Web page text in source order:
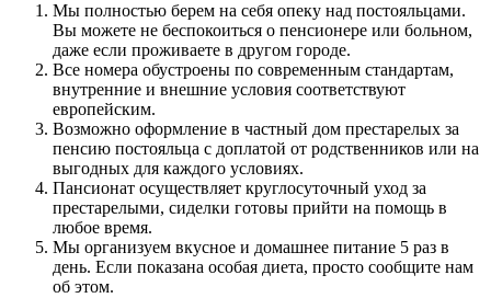
Мы полностью берем на себя опеку над постояльцами.
Вы можете не беспокоиться о пенсионере или больном,
даже если проживаете в другом городе.
Все номера обустроены по современным стандартам,
внутренние и внешние условия соответствуют
европейским.
Возможно оформление в частный дом престарелых за
пенсию постояльца с доплатой от родственников или на
выгодных для каждого условиях.
Пансионат осуществляет круглосуточный уход за
престарелыми, сиделки готовы прийти на помощь в
любое время.
Мы организуем вкусное и домашнее питание 5 раз в
день. Если показана особая диета, просто сообщите нам
об этом.